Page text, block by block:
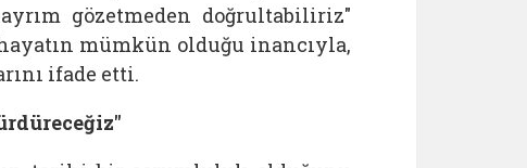
gözetmeden doğrultabiliriz"
mümkün olduğu inancıyla,
ifade etti.